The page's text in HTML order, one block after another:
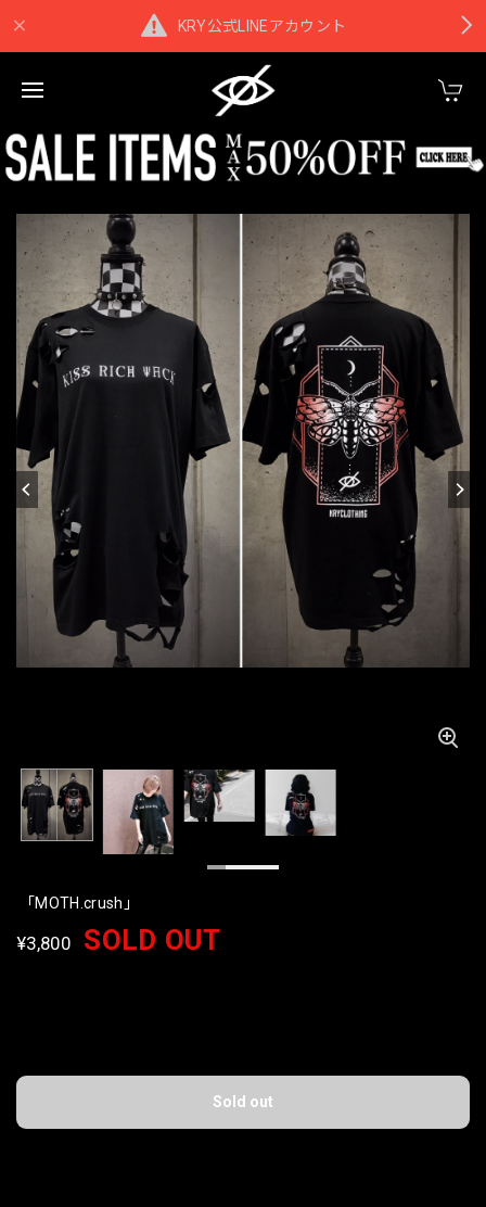
KRY公式LINEアカウント
「MOTH.crush」
¥3,800 SOLD OUT
Sold out